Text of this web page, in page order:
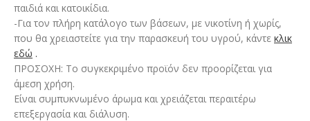
παιδιά και κατοικίδια.
-Για τον πλήρη κατάλογο των βάσεων, με νικοτίνη ή χωρίς,
που θα χρειαστείτε για την παρασκευή του υγρού, κάντε κλικ
εδώ .
ΠΡΟΣΟΧΗ: Το συγκεκριμένο προϊόν δεν προορίζεται για
άμεση χρήση.
Είναι συμπυκνωμένο άρωμα και χρειάζεται περαιτέρω
επεξεργασία και διάλυση.